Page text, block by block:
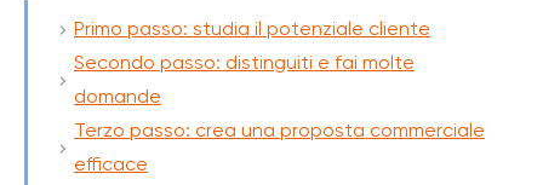
Primo passo: studia il potenziale cliente
Secondo passo: distinguiti e fai molte
domande
Terzo passo: crea una proposta commerciale
efficace